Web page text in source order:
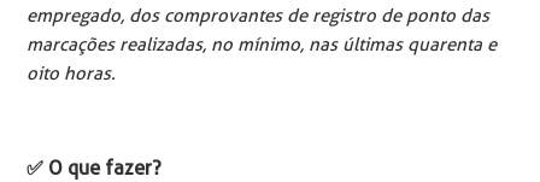
empregado, dos comprovantes de registro de ponto das
marcações realizadas, no mínimo, nas últimas quarenta e
oito horas.
✅ O que fazer?